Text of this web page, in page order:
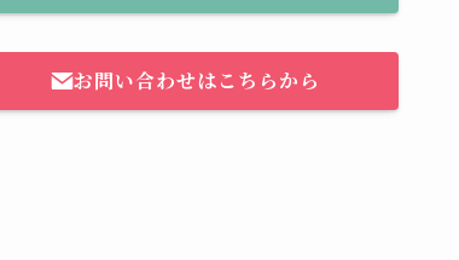
お問い合わせはこちらから